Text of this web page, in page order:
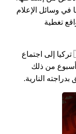
وسائل الإعلام
تغطية
بعد بضعة أسابيع في عام 2015، دعت 🇹🇷 تركيا إلى اجتماع
في 28 يوليو 2015. وبعد أسبوع من ذلك
النارية.